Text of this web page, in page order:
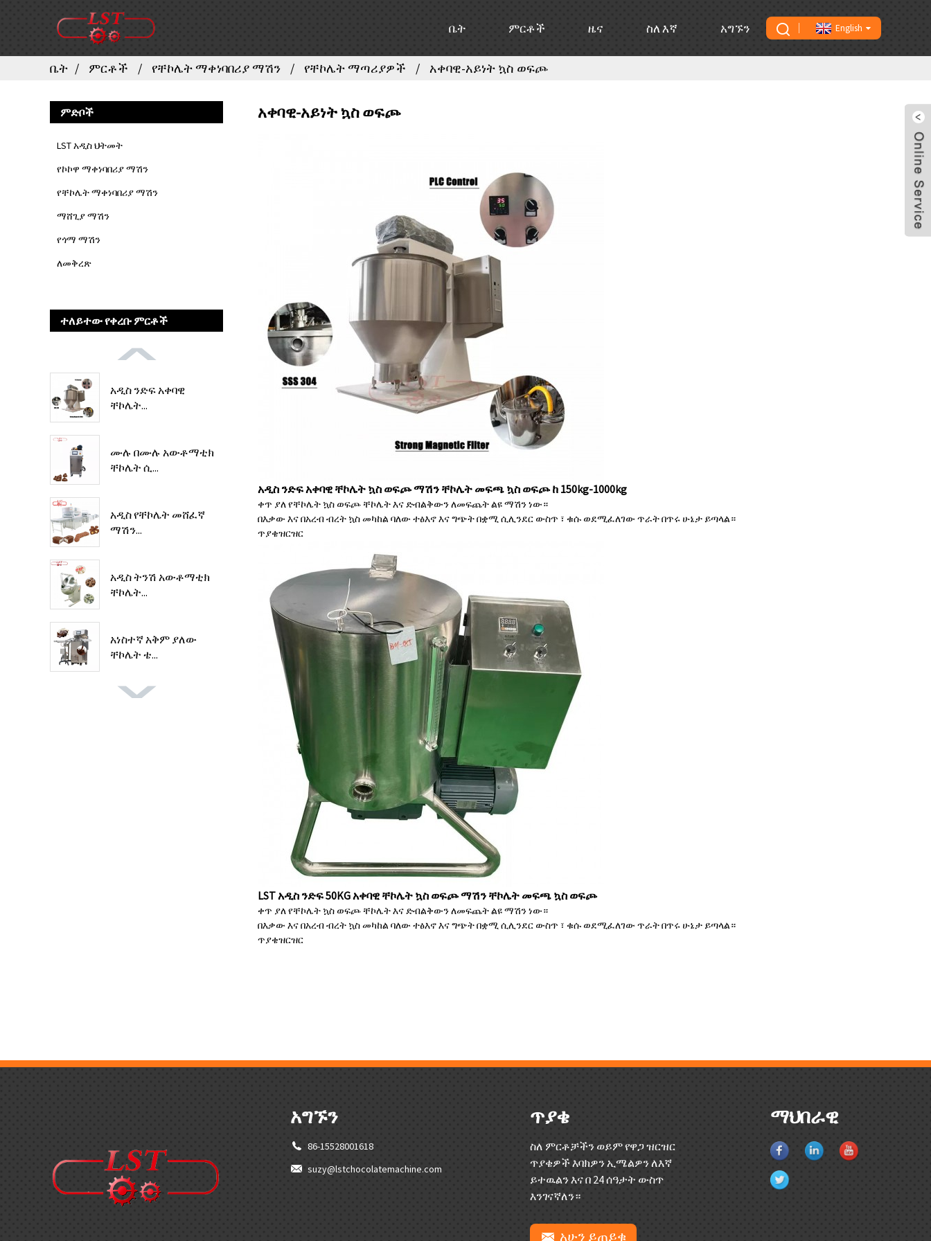
ቤት ምርቶች ዜና ስለ እኛ አግኙን English
ቤት ምርቶች የቸኮሌት ማቀነባበሪያ ማሽን የቸኮሌት ማጣሪያዎች አቀባዊ-አይነት ኳስ ወፍጮ
ምድቦች
LST አዲስ ህትመት
የኮኮዋ ማቀነባበሪያ ማሽን
የቸኮሌት ማቀነባበሪያ ማሽን
ማሸጊያ ማሽን
የጎማ ማሽን
ለመቅረጽ
ተለይተው የቀረቡ ምርቶች
አዲስ ንድፍ አቀባዊ
ቸኮሌት...
ሙሉ በሙሉ አውቶማቲክ
ቸኮሌት ሲ...
አዲስ የቸኮሌት መሸፈኛ
ማሽን...
አዲስ ትንሽ አውቶማቲክ
ቸኮሌት...
አነስተኛ አቅም ያለው
ቸኮሌት ቴ...
አቀባዊ-አይነት ኳስ ወፍጮ
አዲስ ንድፍ አቀባዊ ቸኮሌት ኳስ ወፍጮ ማሽን ቸኮሌት መፍጫ ኳስ ወፍጮ ከ 150kg-1000kg
ቀጥ ያለ የቸኮሌት ኳስ ወፍጮ ቸኮሌት እና ድብልቅውን ለመፍጨት ልዩ ማሽን ነው።
በእቃው እና በአረብ ብረት ኳስ መካከል ባለው ተፅእኖ እና ግጭት በቋሚ ሲሊንደር ውስጥ ፣ ቁሱ ወደሚፈለገው ጥራት በጥሩ ሁኔታ ይጣላል።
ጥያቄዝርዝር
LST አዲስ ንድፍ 50KG አቀባዊ ቸኮሌት ኳስ ወፍጮ ማሽን ቸኮሌት መፍጫ ኳስ ወፍጮ
ቀጥ ያለ የቸኮሌት ኳስ ወፍጮ ቸኮሌት እና ድብልቅውን ለመፍጨት ልዩ ማሽን ነው።
በእቃው እና በአረብ ብረት ኳስ መካከል ባለው ተፅእኖ እና ግጭት በቋሚ ሲሊንደር ውስጥ ፣ ቁሱ ወደሚፈለገው ጥራት በጥሩ ሁኔታ ይጣላል።
ጥያቄዝርዝር
አግኙን
86-15528001618
suzy@lstchocolatemachine.com
ጥያቄ
ስለ ምርቶቻችን ወይም የዋጋ ዝርዝር
ጥያቄዎች እባክዎን ኢሜልዎን ለእኛ
ይተዉልን እና በ 24 ሰዓታት ውስጥ
እንገናኛለን።
አሁን ይጠይቁ
ማህበራዊ